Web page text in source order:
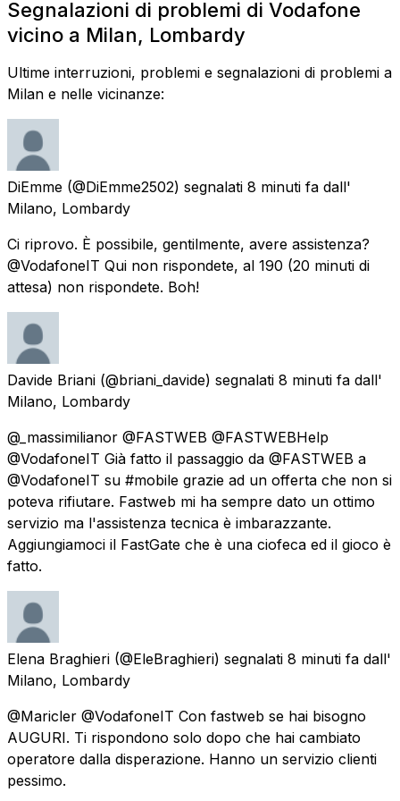
Segnalazioni di problemi di Vodafone
vicino a Milan, Lombardy
Ultime interruzioni, problemi e segnalazioni di problemi a
Milan e nelle vicinanze:
DiEmme (@DiEmme2502) segnalati 8 minuti fa dall'
Milano, Lombardy
Ci riprovo. È possibile, gentilmente, avere assistenza?
@VodafoneIT Qui non rispondete, al 190 (20 minuti di
attesa) non rispondete. Boh!
Davide Briani (@briani_davide) segnalati 8 minuti fa dall'
Milano, Lombardy
@_massimilianor @FASTWEB @FASTWEBHelp
@VodafoneIT Già fatto il passaggio da @FASTWEB a
@VodafoneIT su #mobile grazie ad un offerta che non si
poteva rifiutare. Fastweb mi ha sempre dato un ottimo
servizio ma l'assistenza tecnica è imbarazzante.
Aggiungiamoci il FastGate che è una ciofeca ed il gioco è
fatto.
Elena Braghieri (@EleBraghieri) segnalati 8 minuti fa dall'
Milano, Lombardy
@Maricler @VodafoneIT Con fastweb se hai bisogno
AUGURI. Ti rispondono solo dopo che hai cambiato
operatore dalla disperazione. Hanno un servizio clienti
pessimo.